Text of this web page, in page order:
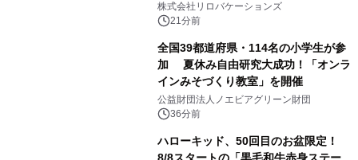
株式会社リロバケーションズ
21分前
全国39都道府県・114名の小学生が参
加 夏休み自由研究大成功！「オンラ
インみそづくり教室」を開催
公益財団法人ノエビアグリーン財団
36分前
ハローキッド、50回目のお盆限定！